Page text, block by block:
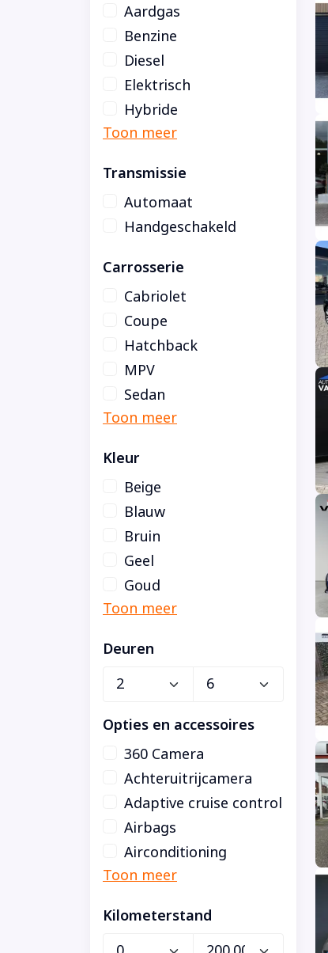
Aardgas
Benzine
Diesel
Elektrisch
Hybride
Transmissie
Automaat
Handgeschakeld
Carrosserie
Cabriolet
Coupe
Hatchback
MPV
Sedan
Kleur
Beige
Blauw
Bruin
Geel
Goud
Deuren
Opties en accessoires
360 Camera
Achteruitrijcamera
Adaptive cruise control
Airbags
Airconditioning
Kilometerstand